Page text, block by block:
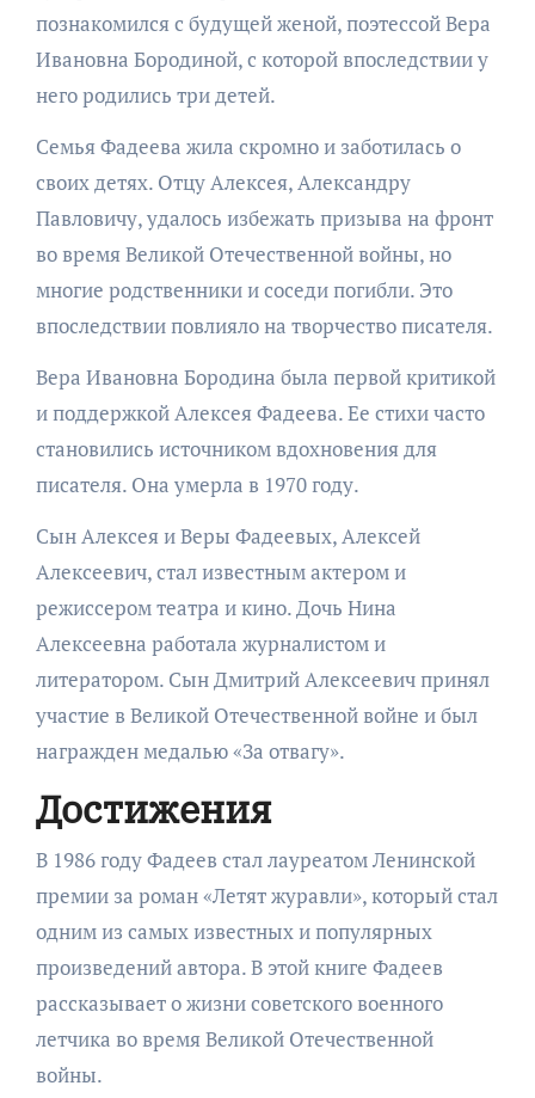
познакомился с будущей женой, поэтессой Вера
Ивановна Бородиной, с которой впоследствии у
него родились три детей.
Семья Фадеева жила скромно и заботилась о
своих детях. Отцу Алексея, Александру
Павловичу, удалось избежать призыва на фронт
во время Великой Отечественной войны, но
многие родственники и соседи погибли. Это
впоследствии повлияло на творчество писателя.
Вера Ивановна Бородина была первой критикой
и поддержкой Алексея Фадеева. Ее стихи часто
становились источником вдохновения для
писателя. Она умерла в 1970 году.
Сын Алексея и Веры Фадеевых, Алексей
Алексеевич, стал известным актером и
режиссером театра и кино. Дочь Нина
Алексеевна работала журналистом и
литератором. Сын Дмитрий Алексеевич принял
участие в Великой Отечественной войне и был
награжден медалью «За отвагу».
Достижения
В 1986 году Фадеев стал лауреатом Ленинской
премии за роман «Летят журавли», который стал
одним из самых известных и популярных
произведений автора. В этой книге Фадеев
рассказывает о жизни советского военного
летчика во время Великой Отечественной
войны.